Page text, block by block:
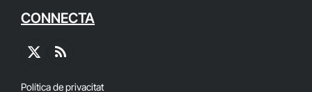
CONNECTA
X
RSS
Política de privacitat